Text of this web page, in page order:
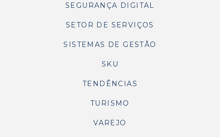
SEGURANÇA DIGITAL
SETOR DE SERVIÇOS
SISTEMAS DE GESTÃO
SKU
TENDÊNCIAS
TURISMO
VAREJO